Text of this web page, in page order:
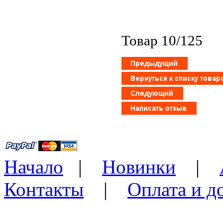
Товар 10/125
Начало | Новинки |
Контакты | Оплата и